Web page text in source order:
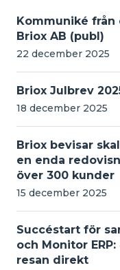
Kommuniké från
Briox AB (publ)
22 december 2025
Briox Julbrev
18 december 2025
Briox bevisar
en enda
över 300 kunder
15 december 2025
Succéstart för
och Monitor
resan direkt